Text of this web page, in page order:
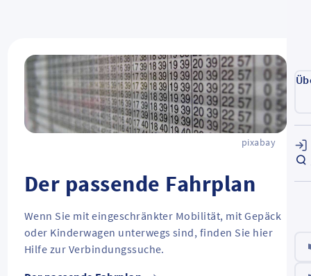
pixabay
Der passende Fahrplan
Wenn Sie mit eingeschränkter Mobilität, mit Gepäck
oder Kinderwagen unterwegs sind, finden Sie hier
Hilfe zur Verbindungssuche.